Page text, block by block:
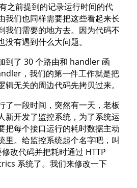
之前提到的记录运行时间的代
我们也同样需要把这些看起来长
我们需要的地方去。因为代码不
有遇到什么大问题。
到了 30 个路由和 handler 函
，我们的第一件工作就是把
无关的周边代码先拷贝过来。
了一段时间，突然有一天，老板
新开发了监控系统，为了系统运
把每个接口运行的耗时数据主动
里。给监控系统起个名字吧，叫
改代码并把耗时通过 HTTP
系统了。我们来修改一下